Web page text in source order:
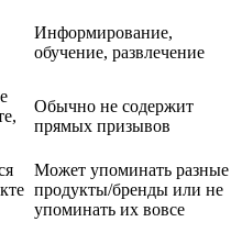
Информирование,
обучение, развлечение
Обычно не содержит
прямых призывов
Может упоминать разные
продукты/бренды или не
упоминать их вовсе